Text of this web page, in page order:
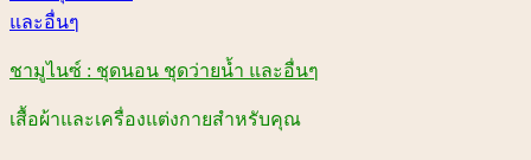
ชามูไนซ์ : ชุดนอน ชุดว่ายน้ำ และอื่นๆ
เสื้อผ้าและเครื่องแต่งกายสำหรับคุณ